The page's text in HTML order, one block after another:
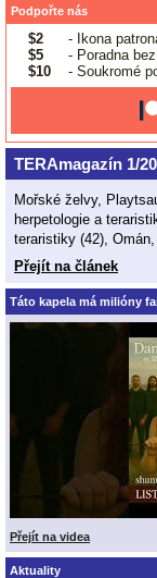
Podpořte nás
$2
- Ikona
$5
- Poradna
$10
- Soukromé
TERAmagazín 1/
Mořské želvy,
herpetologie a
teraristiky (42),
Přejít na článek
Táto kapela má milióny
Přejít na videa
Aktuality